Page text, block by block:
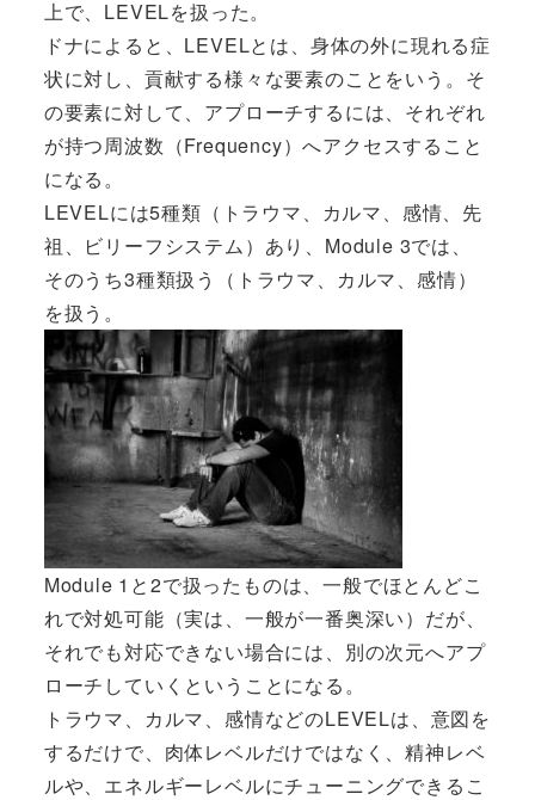
上で、LEVELを扱った。
ドナによると、LEVELとは、身体の外に現れる症
状に対し、貢献する様々な要素のことをいう。そ
の要素に対して、アプローチするには、それぞれ
が持つ周波数（Frequency）へアクセスすること
になる。
LEVELには5種類（トラウマ、カルマ、感情、先
祖、ビリーフシステム）あり、Module 3では、
そのうち3種類扱う（トラウマ、カルマ、感情）
を扱う。
Module 1と2で扱ったものは、一般でほとんどこ
れで対処可能（実は、一般が一番奥深い）だが、
それでも対応できない場合には、別の次元へアプ
ローチしていくということになる。
トラウマ、カルマ、感情などのLEVELは、意図を
するだけで、肉体レベルだけではなく、精神レベ
ルや、エネルギーレベルにチューニングできるこ